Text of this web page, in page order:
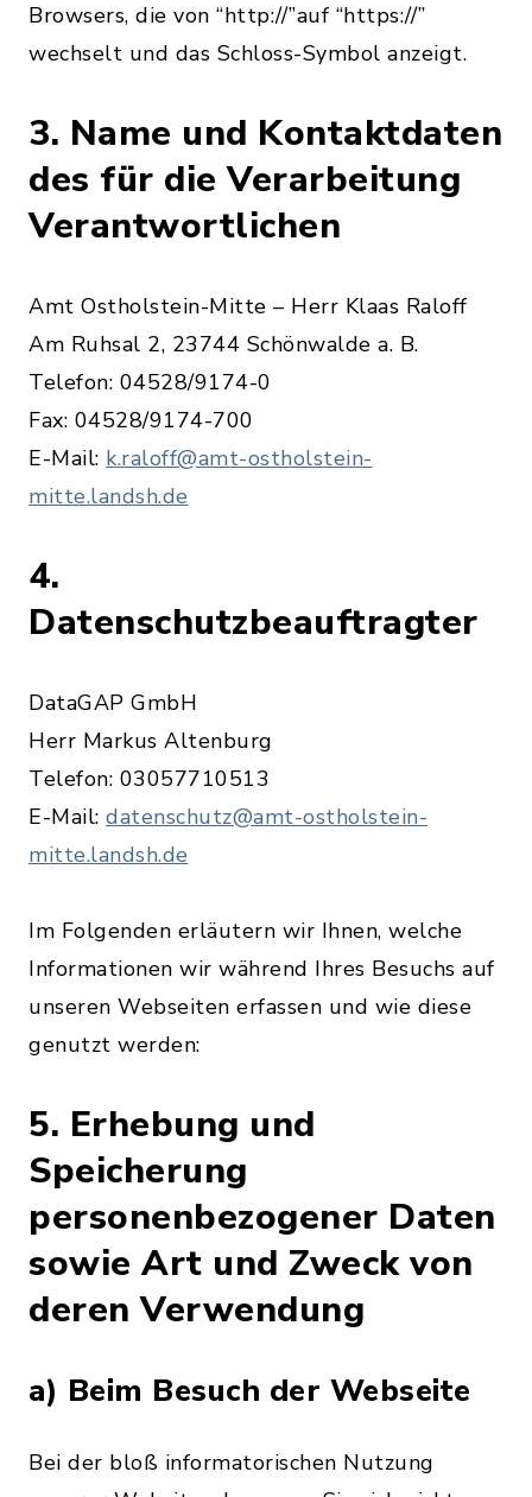
Browsers, die von “http://”auf “https://”
wechselt und das Schloss-Symbol anzeigt.
3. Name und Kontaktdaten
des für die Verarbeitung
Verantwortlichen
Amt Ostholstein-Mitte – Herr Klaas Raloff
Am Ruhsal 2, 23744 Schönwalde a. B.
Telefon: 04528/9174-0
Fax: 04528/9174-700
E-Mail: k.raloff@amt-ostholstein-
mitte.landsh.de
4.
Datenschutzbeauftragter
DataGAP GmbH
Herr Markus Altenburg
Telefon: 03057710513
E-Mail: datenschutz@amt-ostholstein-
mitte.landsh.de
Im Folgenden erläutern wir Ihnen, welche
Informationen wir während Ihres Besuchs auf
unseren Webseiten erfassen und wie diese
genutzt werden:
5. Erhebung und
Speicherung
personenbezogener Daten
sowie Art und Zweck von
deren Verwendung
a) Beim Besuch der Webseite
Bei der bloß informatorischen Nutzung